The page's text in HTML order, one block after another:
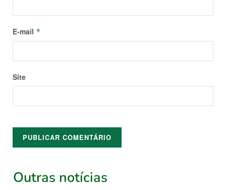
E-mail *
Site
Outras notícias